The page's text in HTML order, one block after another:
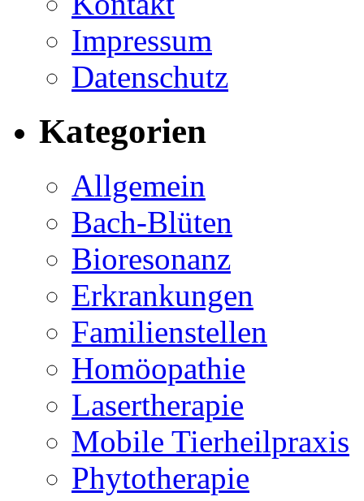
Impressum
Datenschutz
Kategorien
Allgemein
Bach-Blüten
Bioresonanz
Erkrankungen
Familienstellen
Homöopathie
Lasertherapie
Mobile Tierheilpraxis
Phytotherapie